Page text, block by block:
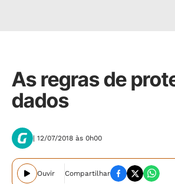
As regras de
dados
| 12/07/2018 às 0h00
Ouvir Compartilhar